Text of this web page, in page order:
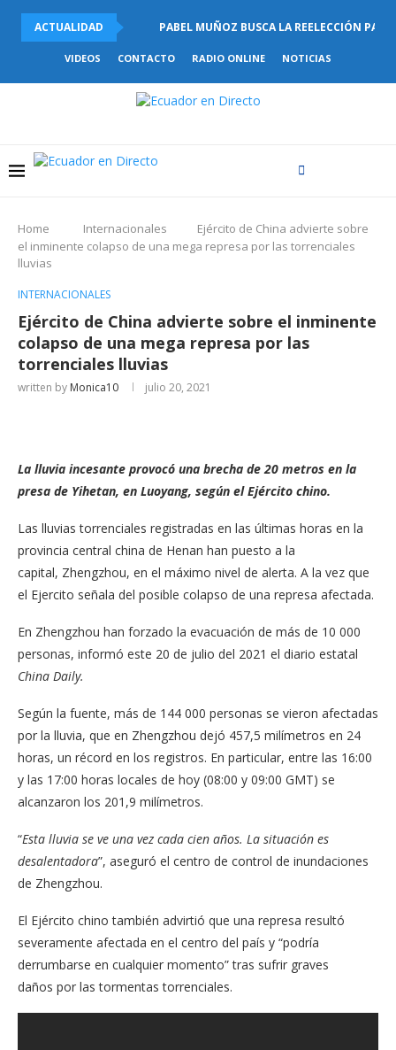
ACTUALIDAD PABEL MUÑOZ BUSCA LA REELECCIÓN
VIDEOS CONTACTO RADIO ONLINE NOTICIAS
Home Internacionales
Ejército de China advierte sobre
el inminente colapso de una mega represa por las torrenciales
lluvias
INTERNACIONALES
Ejército de China advierte sobre el inminente
colapso de una mega represa por las
torrenciales lluvias
written by Monica10 julio 20, 2021
La lluvia incesante provocó una brecha de 20 metros en la
presa de Yihetan, en Luoyang, según el Ejército chino.
Las lluvias torrenciales registradas en las últimas horas en la
provincia central china de Henan han puesto a la
capital, Zhengzhou, en el máximo nivel de alerta. A la vez que
el Ejercito señala del posible colapso de una represa afectada.
En Zhengzhou han forzado la evacuación de más de 10 000
personas, informó este 20 de julio del 2021 el diario estatal
China Daily.
Según la fuente, más de 144 000 personas se vieron afectadas
por la lluvia, que en Zhengzhou dejó 457,5 milímetros en 24
horas, un récord en los registros. En particular, entre las 16:00
y las 17:00 horas locales de hoy (08:00 y 09:00 GMT) se
alcanzaron los 201,9 milímetros.
“Esta lluvia se ve una vez cada cien años. La situación es
desalentadora”, aseguró el centro de control de inundaciones
de Zhengzhou.
El Ejército chino también advirtió que una represa resultó
severamente afectada en el centro del país y “podría
derrumbarse en cualquier momento” tras sufrir graves
daños por las tormentas torrenciales.